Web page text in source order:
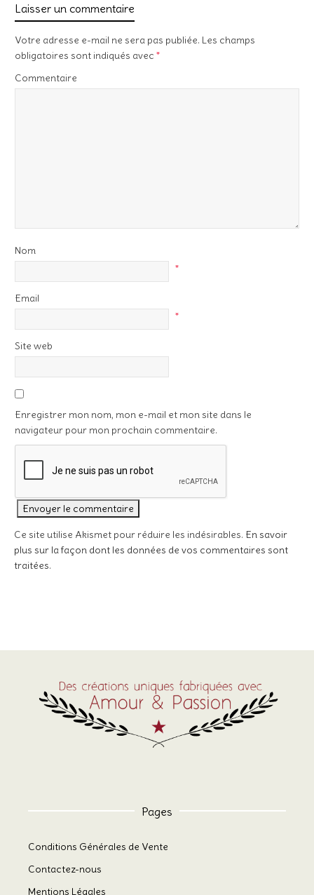
Laisser un commentaire
Votre adresse e-mail ne sera pas publiée. Les champs
obligatoires sont indiqués avec *
Commentaire
Nom
*
Email
*
Site web
Enregistrer mon nom, mon e-mail et mon site dans le
navigateur pour mon prochain commentaire.
Ce site utilise Akismet pour réduire les indésirables. En savoir
plus sur la façon dont les données de vos commentaires sont
traitées.
Pages
Conditions Générales de Vente
Contactez-nous
Mentions Légales